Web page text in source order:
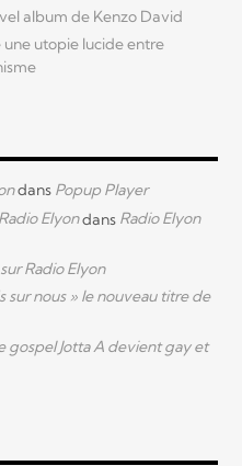
album de Kenzo David
utopie lucide entre
dans Popup Player
Elyondans Radio Elyon
Radio Elyon
sur nous » le nouveau titre de
gospel Jotta A devient gay et